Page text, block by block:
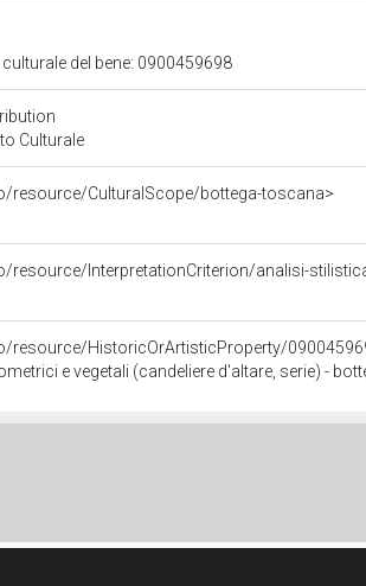
del bene: 0900459698
Culturale
resource/CulturalScope/bottega-toscana>
resource/InterpretationCriterion/analisi-
resource/HistoricOrArtisticProperty/
e vegetali (candeliere d'altare, serie) -